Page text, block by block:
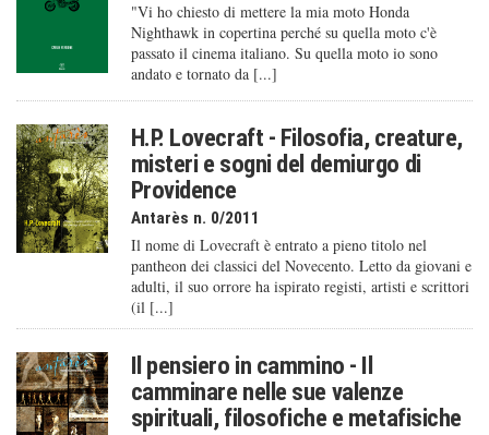
"Vi ho chiesto di mettere la mia moto Honda
Nighthawk in copertina perché su quella moto c'è
passato il cinema italiano. Su quella moto io sono
andato e tornato da [...]
H.P. Lovecraft - Filosofia, creature,
misteri e sogni del demiurgo di
Providence
Antarès n. 0/2011
Il nome di Lovecraft è entrato a pieno titolo nel
pantheon dei classici del Novecento. Letto da giovani e
adulti, il suo orrore ha ispirato registi, artisti e scrittori
(il [...]
Il pensiero in cammino - Il
camminare nelle sue valenze
spirituali, filosofiche e metafisiche